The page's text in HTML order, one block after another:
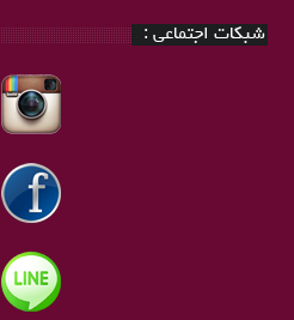
شبکات اجتماعی :